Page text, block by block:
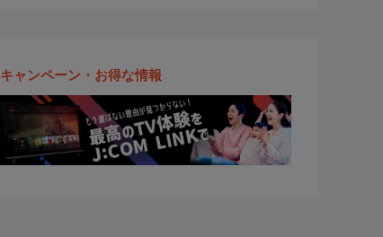
キャンペーン・お得な情報